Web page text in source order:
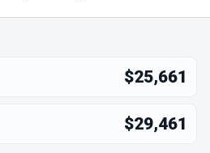
$25,661
$29,461